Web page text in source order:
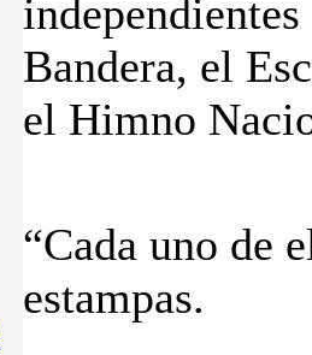
Bandera, el
el Himno
“Cada uno de
estampas.